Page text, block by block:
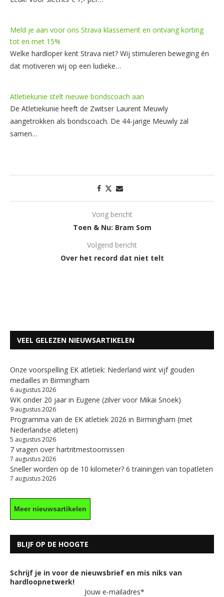
Meld je aan voor ons Strava klassement en ontvang korting
tot en met 15%
Welke hardloper kent Strava niet? Wij stimuleren beweging én
dat motiveren wij op een ludieke…
Atletiekunie stelt nieuwe bondscoach aan
De Atletiekunie heeft de Zwitser Laurent Meuwly
aangetrokken als bondscoach. De 44-jarige Meuwly zal
samen…
Vorig bericht
Toen & Nu: Bram Som
Volgend bericht
Over het record dat niet telt
VEEL GELEZEN NIEUWSARTIKELEN
Onze voorspelling EK atletiek: Nederland wint vijf gouden
medailles in Birmingham
6 augustus 2026
WK onder 20 jaar in Eugene (zilver voor Mikai Snoek)
9 augustus 2026
Programma van de EK atletiek 2026 in Birmingham (met
Nederlandse atleten)
5 augustus 2026
7 vragen over hartritmestoornissen
7 augustus 2026
Sneller worden op de 10 kilometer? 6 trainingen van topatleten
7 augustus 2026
Meer nieuwsartikelen
BLIJF OP DE HOOGTE
Schrijf je in voor de nieuwsbrief en mis niks van
hardloopnetwerk!
Jouw e-mailadres*